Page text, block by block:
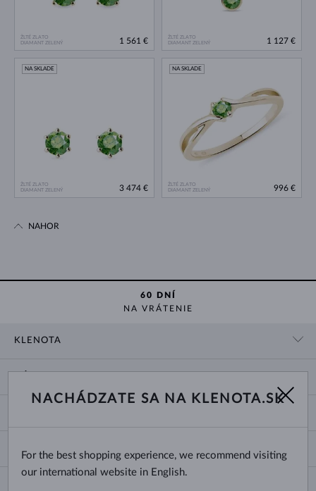
ŽLTÉ ZLATO
DIAMANT ZELENÝ
1 561 €
ŽLTÉ ZLATO
DIAMANT ZELENÝ
1 127 €
ŽLTÉ ZLATO
DIAMANT ZELENÝ
NA SKLADE
3 474 €
ŽLTÉ ZLATO
DIAMANT ZELENÝ
NA SKLADE
996 €
NAHOR
60 DNÍ
NA VRÁTENIE
KLENOTA
O NÁS
DODANIE A PLATBA ZA TOVAR
VÝBER SVADOBNÝCH OBRÚČOK
CERTIFIKÁTY PRAVOSTI
TYPY A DĹŽKY RETIAZOK
DĹŽKY NÁRAMKOV
Slovensko
NACHÁDZATE SA NA KLENOTA.SK
For the best shopping experience, we recommend visiting
our international website in English.